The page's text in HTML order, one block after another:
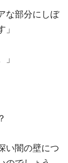
な部分にしぼ
い闇の壁につ